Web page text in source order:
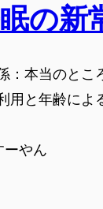
の新
：本当のとこ
用と年齢によ
ーやん